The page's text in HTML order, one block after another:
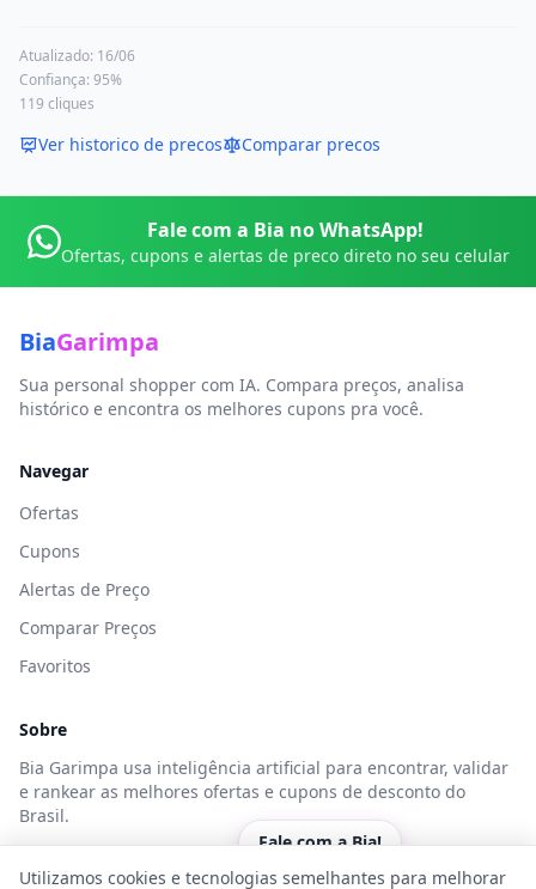
Atualizado: 16/06
Confiança: 95%
119 cliques
Ver historico de precos Comparar precos
Fale com a Bia no WhatsApp!
Ofertas, cupons e alertas de preco direto no seu celular
BiaGarimpa
Sua personal shopper com IA. Compara preços, analisa
histórico e encontra os melhores cupons pra você.
Navegar
Ofertas
Cupons
Alertas de Preço
Comparar Preços
Favoritos
Sobre
Bia Garimpa usa inteligência artificial para encontrar, validar
e rankear as melhores ofertas e cupons de desconto do
Brasil.
Fale com a Bia!
Utilizamos cookies e tecnologias semelhantes para melhorar